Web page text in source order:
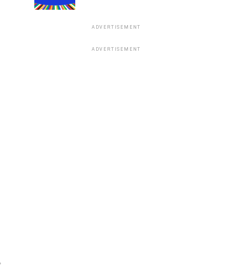
ADVERTISEMENT
ADVERTISEMENT